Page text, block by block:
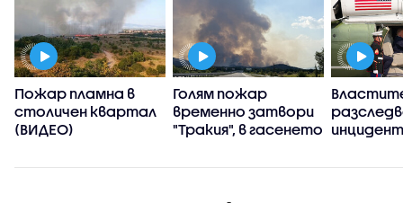
Пожар пламна в
столичен квартал
(ВИДЕО)
Голям пожар
временно затвори
"Тракия", в гасенето
хеликоптера
Тръмп и